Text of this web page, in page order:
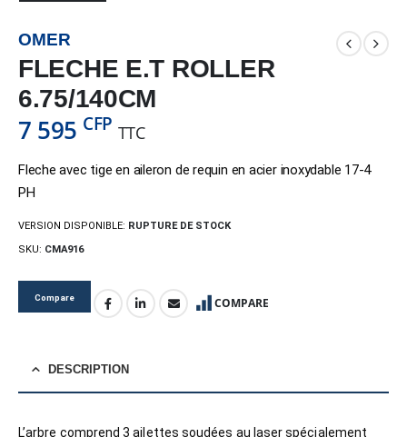
OMER
FLECHE E.T ROLLER
6.75/140CM
7 595 CFP TTC
Fleche avec tige en aileron de requin en acier inoxydable 17-4
PH
VERSION DISPONIBLE: RUPTURE DE STOCK
SKU: CMA916
Compare COMPARE
DESCRIPTION
L’arbre comprend 3 ailettes soudées au laser spécialement